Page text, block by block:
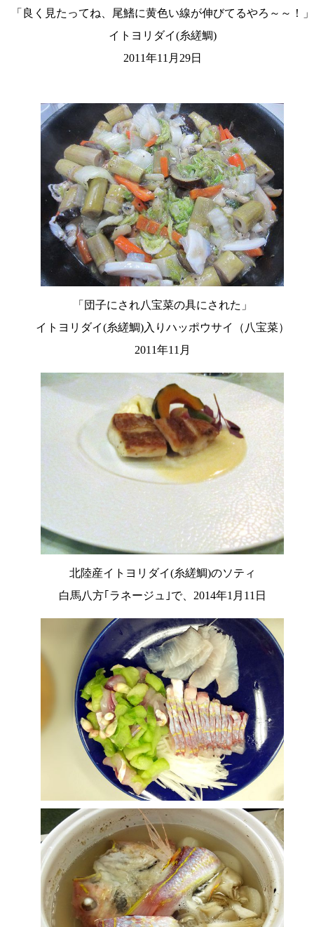
「良く見たってね、尾鰭に黄色い線が伸びてるやろ～～！」
イトヨリダイ(糸縒鯛)
2011年11月29日
「団子にされ八宝菜の具にされた」
イトヨリダイ(糸縒鯛)入りハッポウサイ（八宝菜）
2011年11月
北陸産イトヨリダイ(糸縒鯛)のソティ
白馬八方｢ラネージュ｣で、2014年1月11日